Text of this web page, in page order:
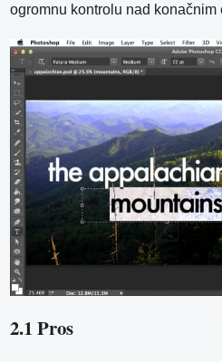
ogromnu kontrolu nad konačnim
2.1 Pros